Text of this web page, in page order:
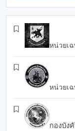
หน่วยเ
หน่วยเ
กองบัง